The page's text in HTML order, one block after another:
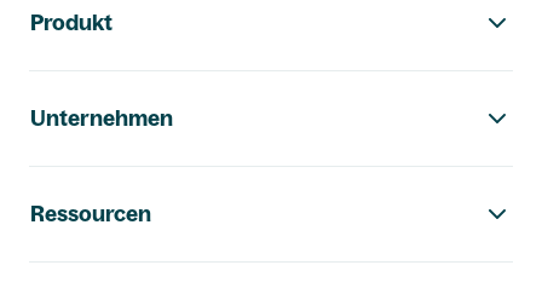
Produkt
Unternehmen
Ressourcen